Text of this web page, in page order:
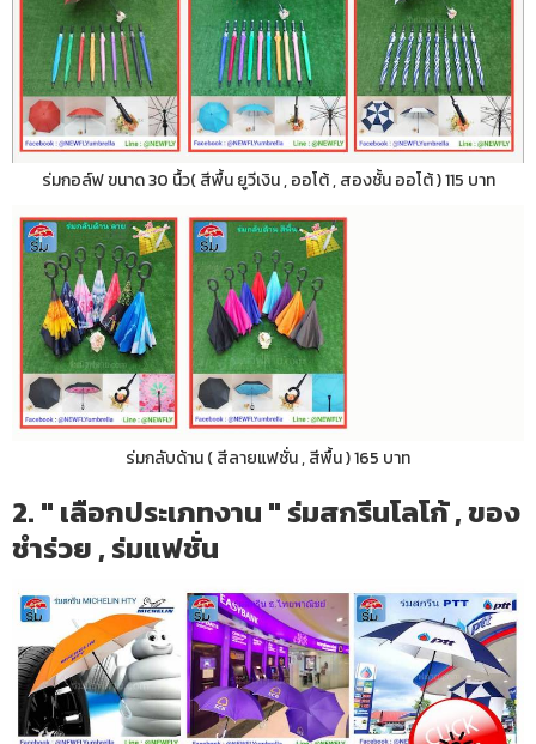
ร่มกอล์ฟ ขนาด 30 นื้ว( สีพื้น ยูวีเงิน , ออโต้ , สองชั้น ออโต้ ) 115 บาท
ร่มกลับด้าน ( สีลายแฟชั่น , สีพื้น ) 165 บาท
2. " เลือกประเภทงาน " ร่มสกรีนโลโก้ , ของ
ชำร่วย , ร่มแฟชั่น